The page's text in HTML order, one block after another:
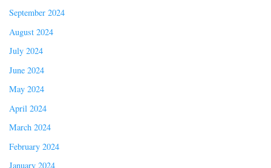
September 2024
August 2024
July 2024
June 2024
May 2024
April 2024
March 2024
February 2024
January 2024